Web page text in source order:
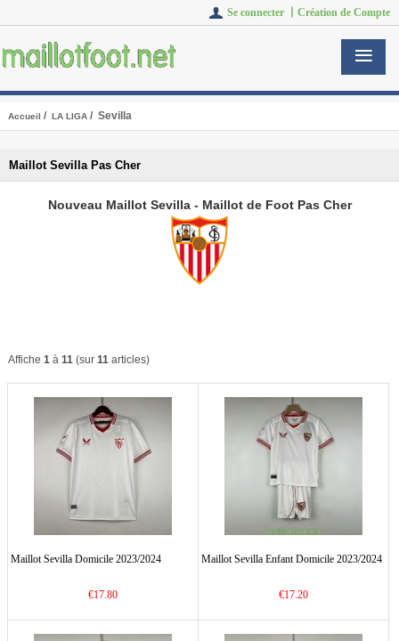
Se connecter 丨 Création de Compte
Accueil / LA LIGA/ Sevilla
Maillot Sevilla Pas Cher
Nouveau Maillot Sevilla - Maillot de Foot Pas Cher
Affiche 1à 11(sur 11articles)
Maillot Sevilla Domicile 2023/2024
€17.80
Maillot Sevilla Enfant Domicile 2023/2024
€17.20